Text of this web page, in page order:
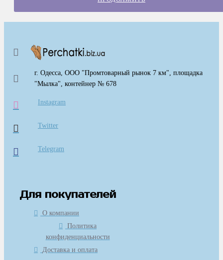
г. Одесса, ООО "Промтоварный рынок 7 км", площадка
"Мылка", контейнер № 678
Instagram
Twitter
Telegram
Для покупателей
О компании
Политика
конфиденциальности
Доставка и оплата